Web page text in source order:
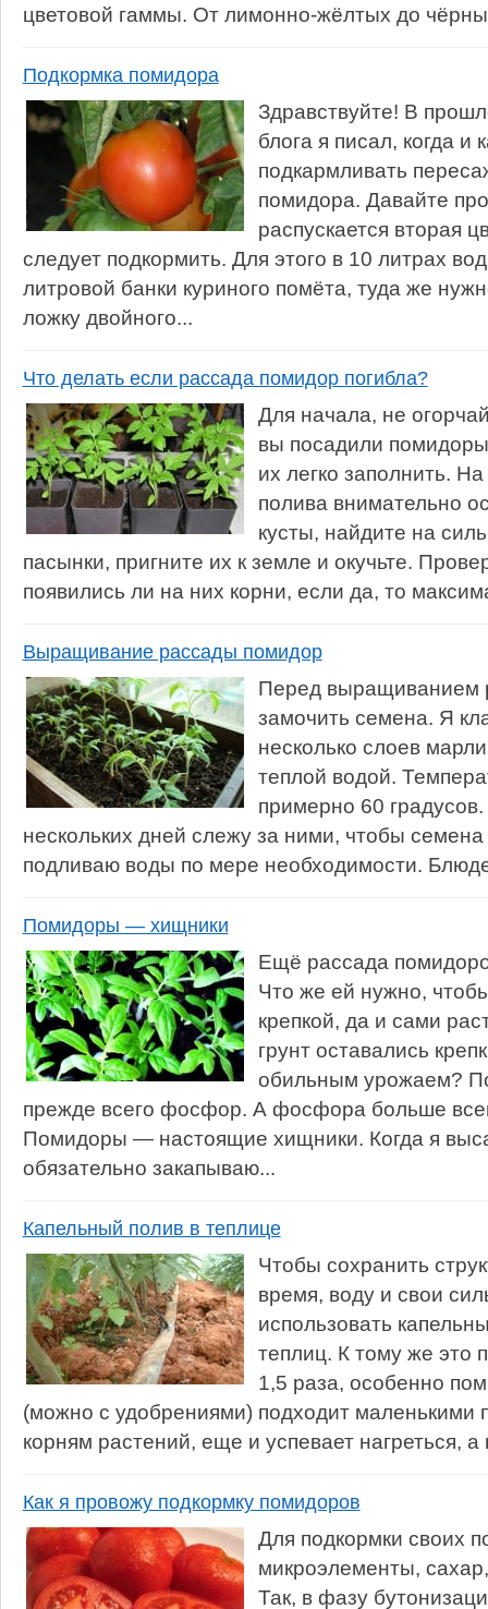
цветовой гаммы. От лимонно-жёлтых до
Подкормка помидора
Здравствуйте! В
блога я писал, когда и
подкармливать
помидора. Давайте
распускается вторая
следует подкормить. Для этого в 10 литрах
литровой банки куриного помёта, туда же
ложку двойного...
Что делать если рассада помидор погибла?
Для начала, не
вы посадили
их легко заполнить.
полива внимательно
кусты, найдите на
пасынки, пригните их к земле и окучьте.
появились ли на них корни, если да, то
Выращивание рассады помидор
Перед выращиванием
замочить семена. Я
несколько слоев
теплой водой.
примерно 60
нескольких дней слежу за ними, чтобы
подливаю воды по мере необходимости.
Помидоры — хищники
Ещё рассада
Что же ей нужно,
крепкой, да и сами
грунт оставались
обильным урожаем?
прежде всего фосфор. А фосфора больше
Помидоры — настоящие хищники. Когда я
обязательно закапываю...
Капельный полив в теплице
Чтобы сохранить
время, воду и свои
использовать
теплиц. К тому же это
1,5 раза, особенно
(можно с удобрениями) подходит маленькими
корням растений, еще и успевает нагреться,
Как я провожу подкормку помидоров
Для подкормки своих
микроэлементы,
Так, в фазу